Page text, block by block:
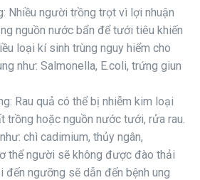
Nhiều người trồng trọt vì lợi nhuận
nguồn nước bẩn để tưới tiêu khiến
loại kí sinh trùng nguy hiểm cho
như: Salmonella, E.coli, trứng giun
Rau quả có thể bị nhiễm kim loại
trồng hoặc nguồn nước tưới, rửa rau.
chì cadimium, thủy ngân,
thể người sẽ không được đào thải
đến ngưỡng sẽ dẫn đến bệnh ung